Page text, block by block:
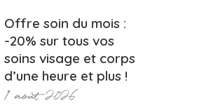
Offre soin du mois :
-20% sur tous vos
soins visage et corps
d’une heure et plus !
1 août 2026